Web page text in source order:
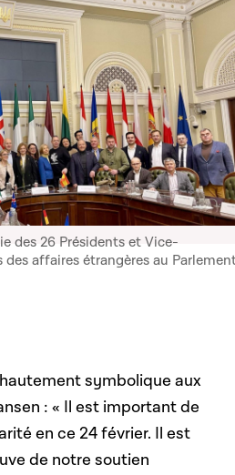
des 26 Présidents et Vice-
affaires étrangères au
symbolique aux
: « Il est important de
en ce 24 février. Il est
de notre soutien